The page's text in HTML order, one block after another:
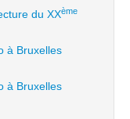
du XXème
à Bruxelles
à Bruxelles